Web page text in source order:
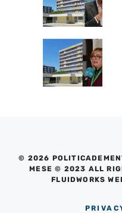
© 2026
MESE © 2023 ALL
FLUIDWORKS